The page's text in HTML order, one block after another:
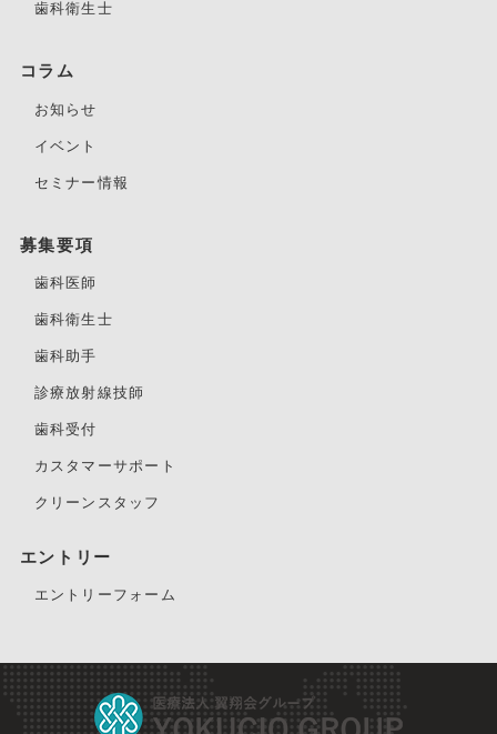
歯科衛生士
コラム
お知らせ
イベント
セミナー情報
募集要項
歯科医師
歯科衛生士
歯科助手
診療放射線技師
歯科受付
カスタマーサポート
クリーンスタッフ
エントリー
エントリーフォーム